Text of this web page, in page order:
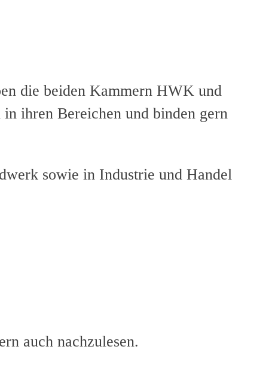
die beiden Kammern HWK und
ihren Bereichen und binden gern
sowie in Industrie und Handel
auch nachzulesen.